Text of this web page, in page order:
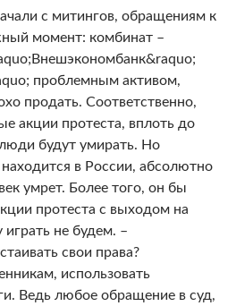
с митингов, обращениям к
момент: комбинат –
проблемным активом,
продать. Соответственно,
акции протеста, вплоть до
будут умирать. Но
в России, абсолютно
умрет. Более того, он бы
протеста с выходом на
не будем. –
свои права?
использовать
Ведь любое обращение в суд,